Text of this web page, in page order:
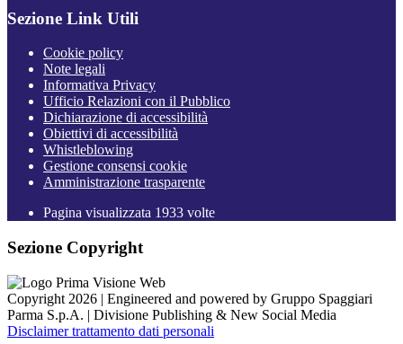
Sezione Link Utili
Cookie policy
Note legali
Informativa Privacy
Ufficio Relazioni con il Pubblico
Dichiarazione di accessibilità
Obiettivi di accessibilità
Whistleblowing
Gestione consensi cookie
Amministrazione trasparente
Pagina visualizzata 1933 volte
Sezione Copyright
Copyright 2026 | Engineered and powered by Gruppo Spaggiari
Parma S.p.A. | Divisione Publishing & New Social Media
Disclaimer trattamento dati personali